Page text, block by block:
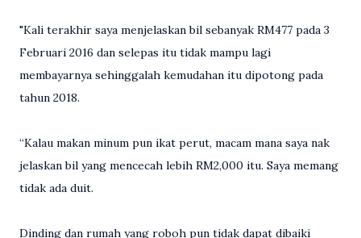
"Kali terakhir saya menjelaskan bil sebanyak RM477 pada 3
Februari 2016 dan selepas itu tidak mampu lagi
membayarnya sehinggalah kemudahan itu dipotong pada
tahun 2018.
“Kalau makan minum pun ikat perut, macam mana saya nak
jelaskan bil yang mencecah lebih RM2,000 itu. Saya memang
tidak ada duit.
Dinding dan rumah yang roboh pun tidak dapat dibaiki